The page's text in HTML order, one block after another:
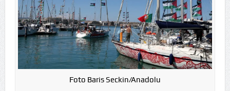
Foto Baris Seckin/Anadolu